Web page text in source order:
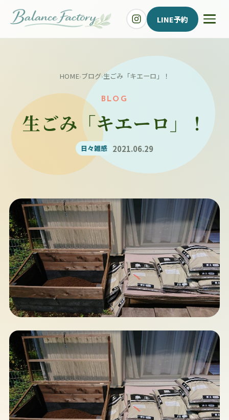
LINE予約
HOME›ブログ›生ごみ「キエーロ」！
BLOG
生ごみ「キエーロ」！
日々雑感 2021.06.29